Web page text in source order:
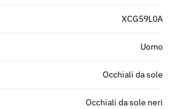
XCG59L0A
uomo
Occhiali da sole
Occhiali da sole neri